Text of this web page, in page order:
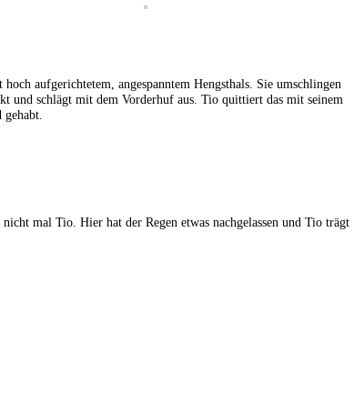
aufgerichtetem, angespanntem Hengsthals. Sie umschlingen
und schlägt mit dem Vorderhuf aus. Tio quittiert das mit seinem
mal Tio. Hier hat der Regen etwas nachgelassen und Tio trägt